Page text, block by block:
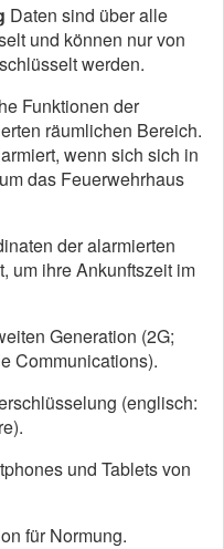
Daten sind über alle
und können nur von
werden.
der
räumlichen Bereich.
wenn sich sich in
das Feuerwehrhaus
der alarmierten
um ihre Ankunftszeit im
Generation (2G;
Communications).
(englisch:
und Tablets von
für Normung.